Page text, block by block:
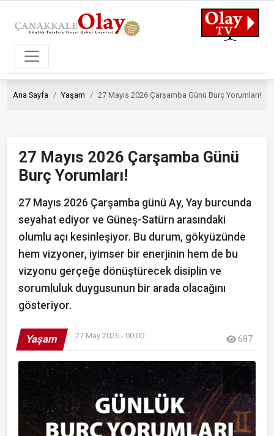
Ana Sayfa Yaşam 27 Mayıs 2026 Çarşamba Günü Burç Yorumları!
27 Mayıs 2026 Çarşamba Günü
Burç Yorumları!
27 Mayıs 2026 Çarşamba günü Ay, Yay burcunda
seyahat ediyor ve Güneş-Satürn arasındaki
olumlu açı kesinleşiyor. Bu durum, gökyüzünde
hem vizyoner, iyimser bir enerjinin hem de bu
vizyonu gerçeğe dönüştürecek disiplin ve
sorumluluk duygusunun bir arada olacağını
gösteriyor.
Yaşam 27 May 2026 - 00:00 687